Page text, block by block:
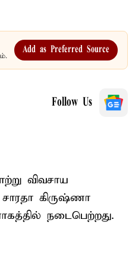
Add as Preferred Source
Follow Us
விவசாய
கிருஷ்ணா
நடைபெற்றது.